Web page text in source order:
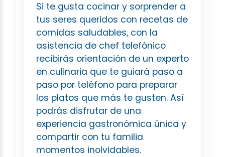
Si te gusta cocinar y sorprender a
tus seres queridos con recetas de
comidas saludables, con la
asistencia de chef telefónico
recibirás orientación de un experto
en culinaria que te guiará paso a
paso por teléfono para preparar
los platos que más te gusten. Así
podrás disfrutar de una
experiencia gastronómica única y
compartir con tu familia
momentos inolvidables.